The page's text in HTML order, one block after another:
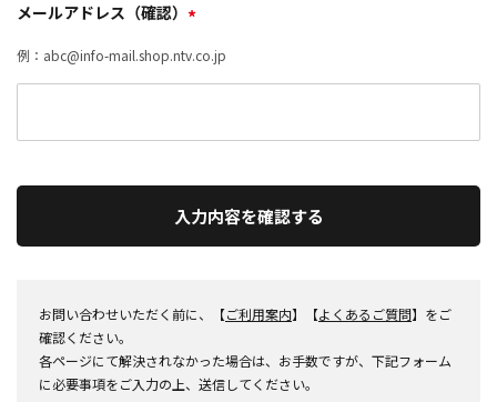
メールアドレス（確認） *
例：abc@info-mail.shop.ntv.co.jp
入力内容を確認する
お問い合わせいただく前に、【ご利用案内】【よくあるご質問】をご
確認ください。
各ページにて解決されなかった場合は、お手数ですが、下記フォーム
に必要事項をご入力の上、送信してください。